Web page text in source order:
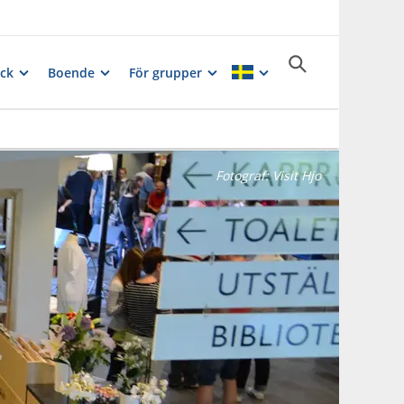
Boende För grupper
Fotograf:Visit Hjo